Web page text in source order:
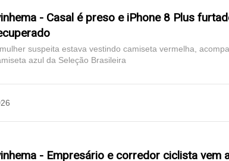
- Casal é preso e iPhone 8 Plus
suspeita estava vestindo camiseta vermelha,
azul da Seleção Brasileira
- Empresário e corredor ciclista vem